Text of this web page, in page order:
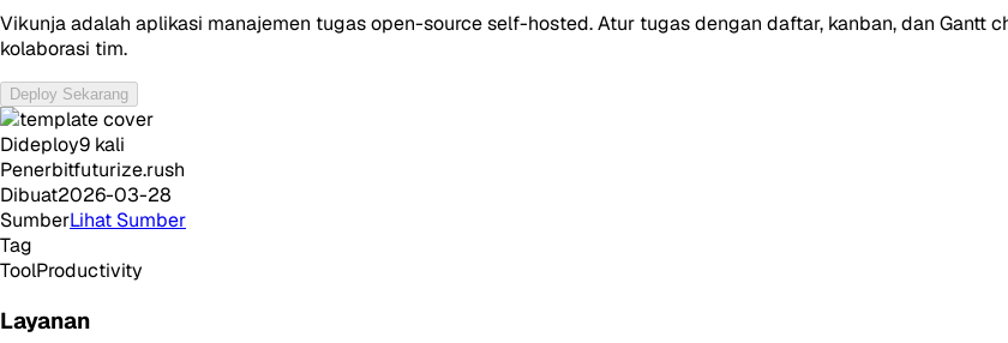
Vikunja adalah aplikasi manajemen tugas open-source self-hosted. Atur tugas dengan daftar, kanban, dan Gantt
kolaborasi tim.
Deploy Sekarang
Dideploy9 kali
Penerbitfuturize.rush
Dibuat2026-03-28
SumberLihat Sumber
Tag
ToolProductivity
Layanan